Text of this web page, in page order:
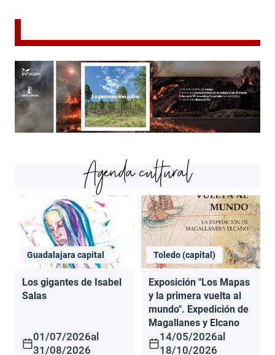
Agenda cultural
Guadalajara capital
Los gigantes de Isabel
Salas
01/07/2026al
31/08/2026
Toledo (capital)
Exposición "Los Mapas
y la primera vuelta al
mundo". Expedición de
Magallanes y Elcano
14/05/2026al
18/10/2026